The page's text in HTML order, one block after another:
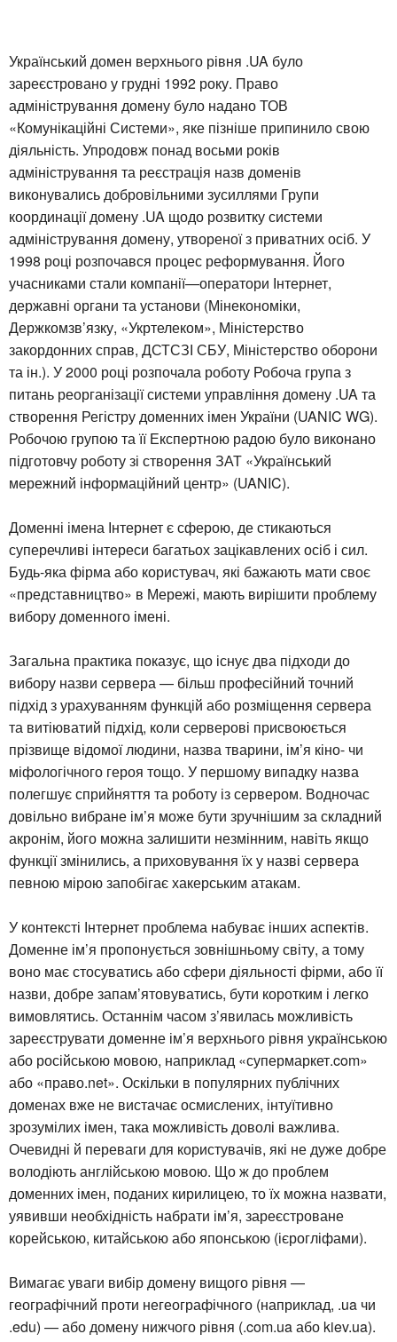
Український домен верхнього рівня .UA було
зареєстровано у грудні 1992 року. Право
адміністрування домену було надано ТОВ
«Комунікаційні Системи», яке пізніше припинило свою
діяльність. Упродовж понад восьми років
адміністрування та реєстрація назв доменів
виконувались добровільними зусиллями Групи
координації домену .UA щодо розвитку системи
адміністрування домену, утвореної з приватних осіб. У
1998 році розпочався процес реформування. Його
учасниками стали компанії—оператори Інтернет,
державні органи та установи (Мінекономіки,
Держкомзв’язку, «Укртелеком», Міністерство
закордонних справ, ДСТСЗІ СБУ, Міністерство оборони
та ін.). У 2000 році розпочала роботу Робоча група з
питань реорганізації системи управління домену .UA та
створення Регістру доменних імен України (UANIC WG).
Робочою групою та її Експертною радою було виконано
підготовчу роботу зі створення ЗАТ «Український
мережний інформаційний центр» (UANIC).
Доменні імена Інтернет є сферою, де стикаються
суперечливі інтереси багатьох зацікавлених осіб і сил.
Будь-яка фірма або користувач, які бажають мати своє
«представництво» в Мережі, мають вирішити проблему
вибору доменного імені.
Загальна практика показує, що існує два підходи до
вибору назви сервера — більш професійний точний
підхід з урахуванням функцій або розміщення сервера
та витіюватий підхід, коли серверові присвоюється
прізвище відомої людини, назва тварини, ім’я кіно- чи
міфологічного героя тощо. У першому випадку назва
полегшує сприйняття та роботу із сервером. Водночас
довільно вибране ім’я може бути зручнішим за складний
акронім, його можна залишити незмінним, навіть якщо
функції змінились, а приховування їх у назві сервера
певною мірою запобігає хакерським атакам.
У контексті Інтернет проблема набуває інших аспектів.
Доменне ім’я пропонується зовнішньому світу, а тому
воно має стосуватись або сфери діяльності фірми, або її
назви, добре запам’ятовуватись, бути коротким і легко
вимовлятись. Останнім часом з’явилась можливість
зареєструвати доменне ім’я верхнього рівня українською
або російською мовою, наприклад «супермаркет.com»
або «право.net». Оскільки в популярних публічних
доменах вже не вистачає осмислених, інтуїтивно
зрозумілих імен, така можливість доволі важлива.
Очевидні й переваги для користувачів, які не дуже добре
володіють англійською мовою. Що ж до проблем
доменних імен, поданих кирилицею, то їх можна назвати,
уявивши необхідність набрати ім’я, зареєстроване
корейською, китайською або японською (ієрогліфами).
Вимагає уваги вибір домену вищого рівня —
географічний проти негеографічного (наприклад, .ua чи
.edu) — або домену нижчого рівня (.com.ua або kiev.ua).